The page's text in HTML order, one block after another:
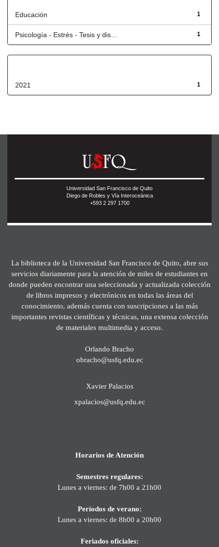
1
Educación
1
Psicología - Estrés - Tesis y dis...
1
2021
Universidad San Francisco de Quito
Diego de Robles y Vía Interoceánica
+593 2 297 1700
La biblioteca de la Universidad San Francisco de Quito, abre sus
servicios diariamente para la atención de miles de estudiantes en
donde pueden encontrar una seleccionada y actualizada colección
de libros impresos y electrónicos en todas las áreas del
conocimiento, además cuenta con suscripciones a las más
importantes revistas científicas y técnicas, una extensa colección
de materiales multimedia y acceso.
Orlando Bracho
obracho@usfq.edu.ec
Xavier Palacios
xpalacios@usfq.edu.ec
Horarios de Atención
Semestres regulares:
Lunes a viernes: de 7h00 a 21h00
Períodos de verano:
Lunes a viernes: de 8h00 a 20h00
Feriados oficiales: